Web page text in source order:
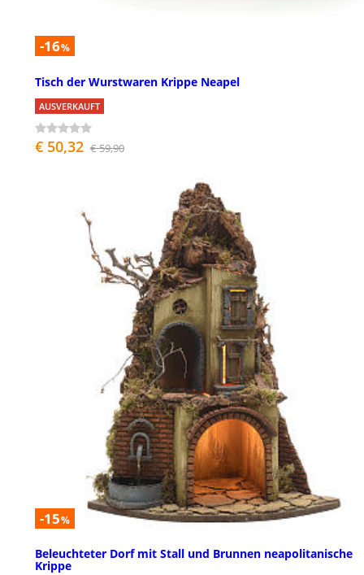
-16%
Tisch der Wurstwaren Krippe Neapel
AUSVERKAUFT
€ 50,32 € 59,90
-15%
Beleuchteter Dorf mit Stall und Brunnen neapolitanische
Krippe